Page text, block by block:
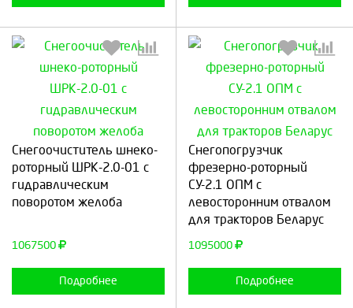
Снегоочиститель шнеко-
роторный ШРК-2.0-01 с
гидравлическим
поворотом желоба
1067500
Подробнее
Выберите количество:
Продолжить Отмена
Снегопогрузчик
фрезерно-роторный
СУ-2.1 ОПМ с
левосторонним отвалом
для тракторов Беларус
1095000
Подробнее
Выберите количество:
Продолжить Отмена